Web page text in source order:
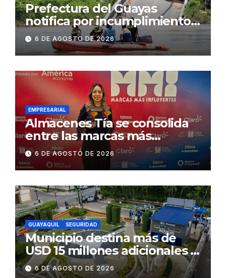
Prefectura del Guayas
notifica por incumplimiento
contractual a la
Concesionaria CONORTE y
exige celeridad en
desmontaje del puente
Gonzalo Icaza Cornejo, en
Daule
6 DE AGOSTO DE 2026
EMPRESARIAL
Almacenes Tía se consolida
entre las marcas más
influyentes del Ecuador
6 DE AGOSTO DE 2026
GUAYAQUIL SEGURIDAD
Municipio destina más de
USD 15 millones adicionales a
SEGURA EP para fortalecer la
6 DE AGOSTO DE 2026